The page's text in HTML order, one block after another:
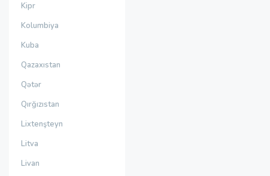
Kipr
Kolumbiya
Kuba
Qazaxıstan
Qətər
Qırğızıstan
Lixtenşteyn
Litva
Livan